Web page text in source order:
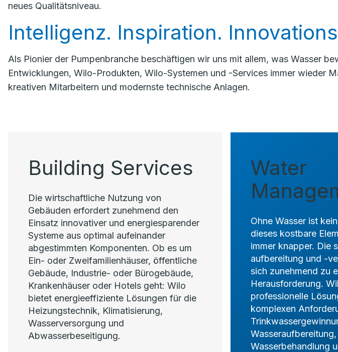
neues Qualitätsniveau.
Intelligenz. Inspiration.
Als Pionier der ­Pumpenbranche beschäftigen wir uns mit allem, was Wasser
Entwicklungen, Wilo-Produkten, Wilo-Systemen und ­-Services immer wieder
kreativen Mitarbeitern und modernste technische Anlagen.
Building Services
Die wirtschaftliche Nutzung von
Gebäuden erfordert zunehmend den
Einsatz innovativer und energiesparender
Systeme aus optimal aufeinander
abgestimmten Komponenten. Ob es um
Ein- oder Zweifamilienhäuser, öffentliche
Gebäude, Industrie- oder Bürogebäude,
Krankenhäuser oder Hotels geht: Wilo
bietet energieeffiziente Lösungen für die
Heizungstechnik, Klimatisierung,
Wasserversorgung und
Abwasserbeseitigung.
Water
Ohne Wasser ist
dieses kostbare
immer knapper. Die
aufbereitung und -
sich zunehmend zu
Herausforderung.
professionelle
komplexen
Wasserbehandlung